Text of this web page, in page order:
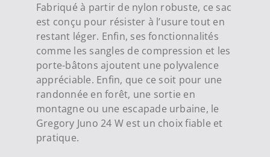
Fabriqué à partir de nylon robuste, ce sac
est conçu pour résister à l’usure tout en
restant léger. Enfin, ses fonctionnalités
comme les sangles de compression et les
porte-bâtons ajoutent une polyvalence
appréciable. Enfin, que ce soit pour une
randonnée en forêt, une sortie en
montagne ou une escapade urbaine, le
Gregory Juno 24 W est un choix fiable et
pratique.